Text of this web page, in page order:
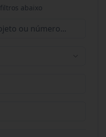
abaixo